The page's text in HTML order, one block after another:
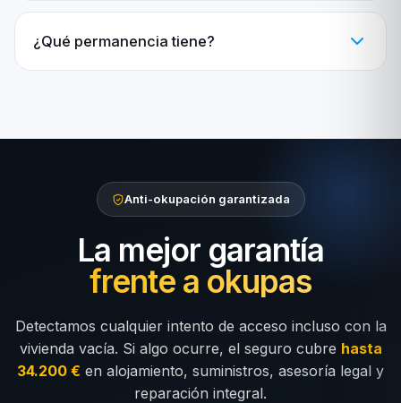
¿Qué permanencia tiene?
Anti-okupación garantizada
La mejor garantía
frente a okupas
Detectamos cualquier intento de acceso incluso con la
vivienda vacía. Si algo ocurre, el seguro cubre hasta
34.200 € en alojamiento, suministros, asesoría legal y
reparación integral.